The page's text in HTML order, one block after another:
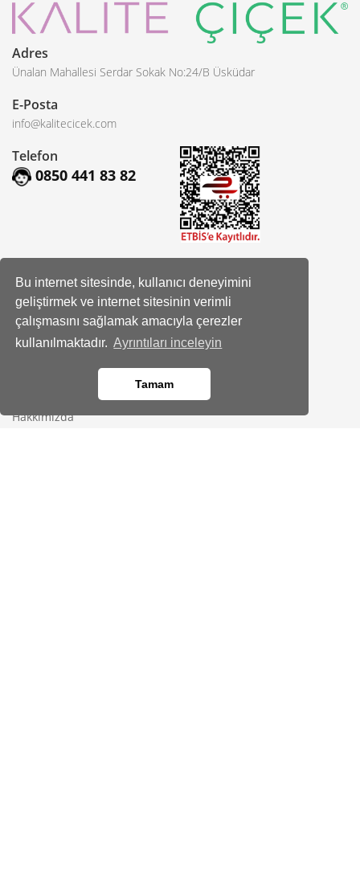
Bu internet sitesinde, kullanıcı deneyimini
geliştirmek ve internet sitesinin verimli
çalışmasını sağlamak amacıyla çerezler
kullanılmaktadır. Ayrıntıları inceleyin
Tamam
Adres
Ünalan Mahallesi Serdar Sokak No:24/B Üsküdar
E-Posta
info@kalitecicek.com
Telefon
0850 441 83 82
Sosyal Hesaplarımız
Facebook
Instagram
Hakkımızda